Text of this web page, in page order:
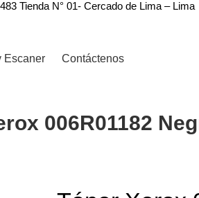
Tienda N° 01- Cercado de Lima – Lima
Escaner Contáctenos
006R01182